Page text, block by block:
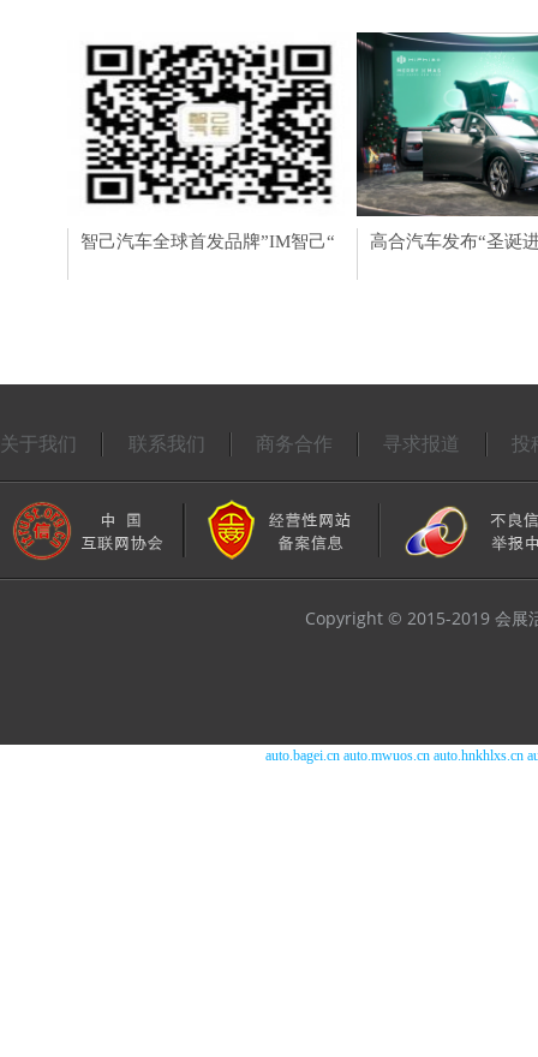
智己汽车全球首发品牌”IM智己“
深耕索粉兴趣社群，
高合汽车发布“圣诞
关于我们 联系我们 商务合作 寻求报道 投
Copyright © 2015-2019 会展
auto.bagei.cn auto.mwuos.cn auto.hnkhlxs.cn